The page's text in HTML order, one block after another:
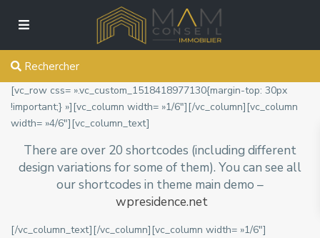
Rechercher
[vc_row css= ».vc_custom_1518418977130{margin-top: 30px
!important;} »][vc_column width= »1/6″][/vc_column][vc_column
width= »4/6″][vc_column_text]
There are over 20 shortcodes (including different
design variations for some of them). You can see all
our shortcodes in theme main demo –
wpresidence.net
[/vc_column_text][/vc_column][vc_column width= »1/6″]